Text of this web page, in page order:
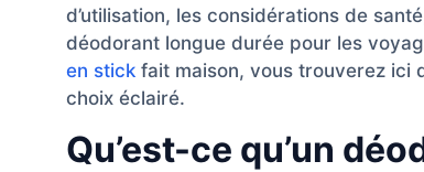
d’utilisation, les considérations de
déodorant longue durée pour les
en stick fait maison, vous trouverez ici
choix éclairé.
Qu’est-ce qu’un